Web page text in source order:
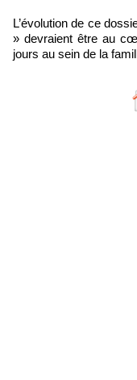
L’évolution de ce
» devraient être au
jours au sein de la